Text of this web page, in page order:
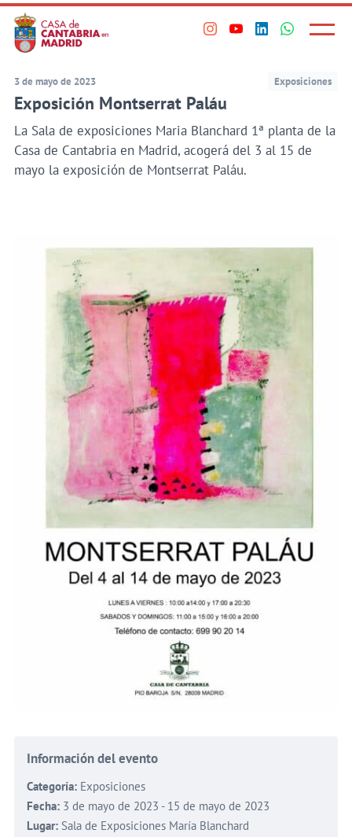
Saltar
al
contenido
principal
Visita
en
VisitaVisita
perfil
Visita
perfil
Principal
Menú
3 de mayo de 2023 Exposiciones
Exposición Montserrat Paláu
La Sala de exposiciones Maria Blanchard 1ª planta de la
Casa de Cantabria en Madrid, acogerá del 3 al 15 de
mayo la exposición de Montserrat Paláu.
Información del evento
Categoría: Exposiciones
Fecha: 3 de mayo de 2023 - 15 de mayo de 2023
Lugar: Sala de Exposiciones María Blanchard